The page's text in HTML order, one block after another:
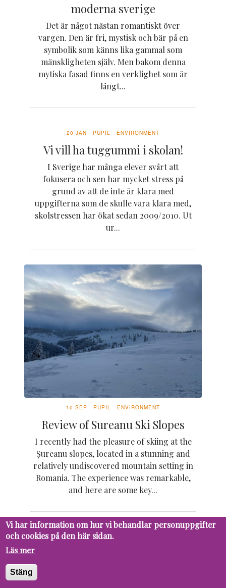
moderna sverige
Det är något nästan romantiskt över
vargen. Den är fri, mystisk och bär på en
symbolik som känns lika gammal som
mänskligheten själv. Men bakom denna
mytiska fasad finns en verklighet som är
långt...
20 JAN PUPIL ENVIRONMENT
Vi vill ha tuggummi i skolan!
I Sverige har många elever svårt att
fokusera och sen har mycket stress på
grund av att de inte är klara med
uppgifterna som de skulle vara klara med,
skolstressen har ökat sedan 2009/2010. Ut
ur...
10 SEP PUPIL ENVIRONMENT
Review of Sureanu Ski Slopes
I recently had the pleasure of skiing at the
Șureanu slopes, located in a stunning and
relatively undiscovered mountain setting in
Romania. The experience was remarkable,
and here are some key...
16 MAY PUPIL
planets liv. Djurparker lockar besökare med
Vi har information om hur vi behandlar personuppgifter
och cookies på den här sidan.
Läs mer
Stäng